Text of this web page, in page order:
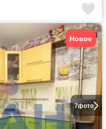
7фото
Новое